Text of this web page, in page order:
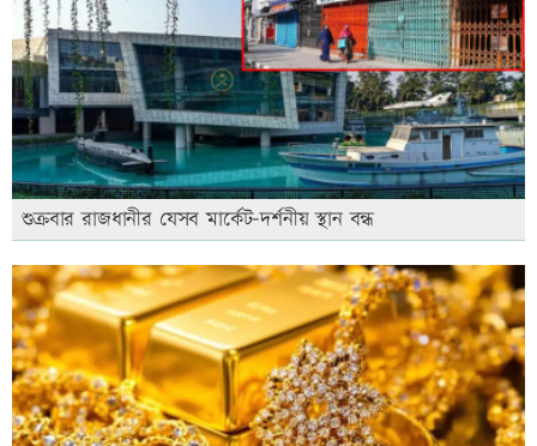
শুক্রবার রাজধানীর যেসব মার্কেট-দর্শনীয় স্থান বন্ধ